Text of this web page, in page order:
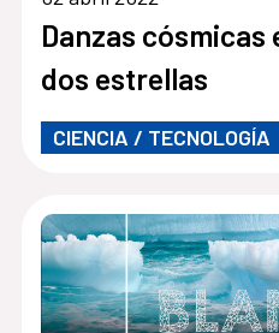
Danzas cósmicas
dos estrellas
CIENCIA / TECNOLOGÍA